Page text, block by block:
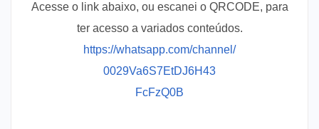
Acesse o link abaixo, ou escanei o QRCODE, para
ter acesso a variados conteúdos.
https://whatsapp.com/channel/
0029Va6S7EtDJ6H43
FcFzQ0B